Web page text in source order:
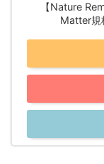
【Nature
Matter規